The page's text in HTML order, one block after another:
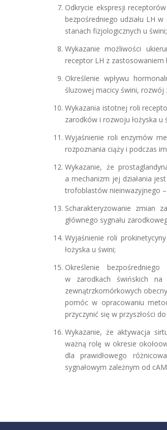
Odkrycie ekspresji
bezpośredniego udziału LH
stanach fizjologicznych u świni;
Wykazanie możliwości
receptor LH z zastosowaniem
Określenie wpływu
śluzowej macicy świni, rozwój
Wykazania istotnej roli
zarodków i rozwoju łożyska u
Wyjaśnienie roli enzymów
rozpoznania ciąży i podczas
Wykazanie, że
a mechanizm jej działania
trofoblastów nieinwazyjnego
Scharakteryzowanie zmian
głównego sygnału
Wyjaśnienie roli
łożyska u świni;
Określenie
w zarodkach świńskich na
zewnątrzkomórkowych
pomóc w opracowaniu
przyczynić się w przyszłości
Wykazanie, że aktywacja
ważną rolę w okresie
dla prawidłowego
sygnałowym zależnym od